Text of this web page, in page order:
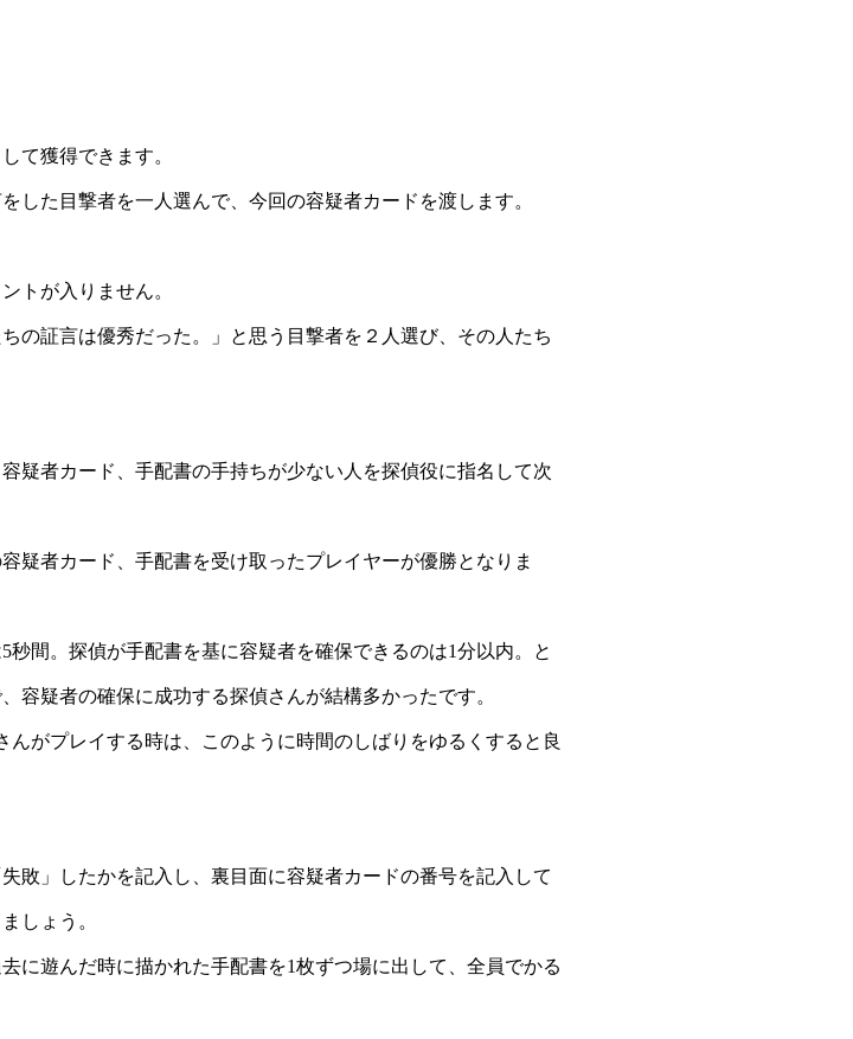
トが入りません。
の証言は優秀だった。」と思う目撃者を２人選び、その人たち
疑者カード、手配書の手持ちが少ない人を探偵役に指名して次
容疑者の確保に成功する探偵さんが結構多かったです。
敗」したかを記入し、裏目面に容疑者カードの番号を記入して
に遊んだ時に描かれた手配書を1枚ずつ場に出して、全員でかる
ます。
獲得した人が優勝です。